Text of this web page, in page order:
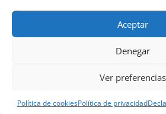
Aceptar
Denegar
Ver preferencias
Política de cookiesPolítica de privacidad
2023 RAMOS STS®